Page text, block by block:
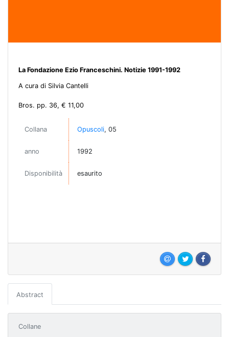
La Fondazione Ezio Franceschini. Notizie 1991-1992
A cura di Silvia Cantelli
Bros. pp. 36, € 11,00
Collana Opuscoli, 05
anno 1992
Disponibilità esaurito
Abstract
Collane